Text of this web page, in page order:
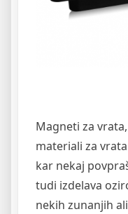
Magneti za
materiali za
kar nekaj
tudi izdelava
nekih zunanjih